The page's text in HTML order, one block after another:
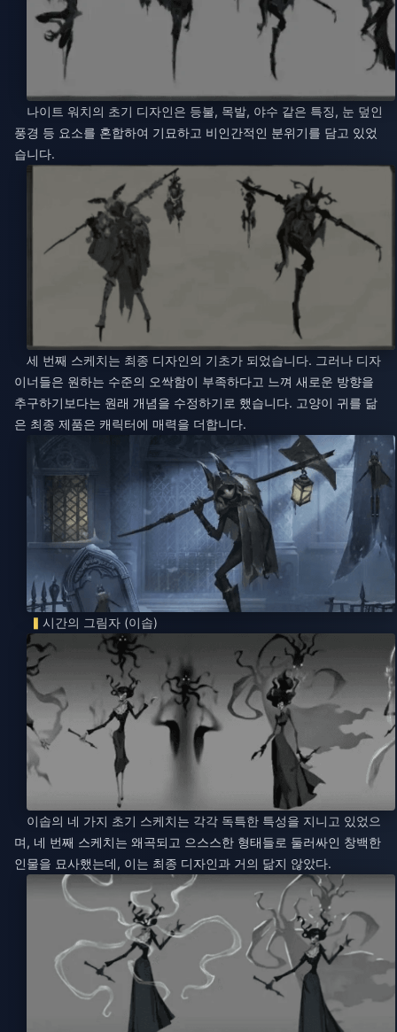
나이트 워치의 초기 디자인은 등불, 목발, 야수 같은 특징, 눈 덮인
풍경 등 요소를 혼합하여 기묘하고 비인간적인 분위기를 담고 있었
습니다.
세 번째 스케치는 최종 디자인의 기초가 되었습니다. 그러나 디자
이너들은 원하는 수준의 오싹함이 부족하다고 느껴 새로운 방향을
추구하기보다는 원래 개념을 수정하기로 했습니다. 고양이 귀를 닮
은 최종 제품은 캐릭터에 매력을 더합니다.
시간의 그림자 (이솝)
이솝의 네 가지 초기 스케치는 각각 독특한 특성을 지니고 있었으
며, 네 번째 스케치는 왜곡되고 으스스한 형태들로 둘러싸인 창백한
인물을 묘사했는데, 이는 최종 디자인과 거의 닮지 않았다.